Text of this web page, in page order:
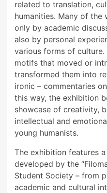
related to translation,
humanities. Many of the
only by academic
also by personal
various forms of
motifs that moved or
transformed them into
ironic – commentaries
this way, the exhibition
showcase of creativity,
intellectual and
young humanists.
The exhibition features
developed by the
Student Society – from
academic and cultural